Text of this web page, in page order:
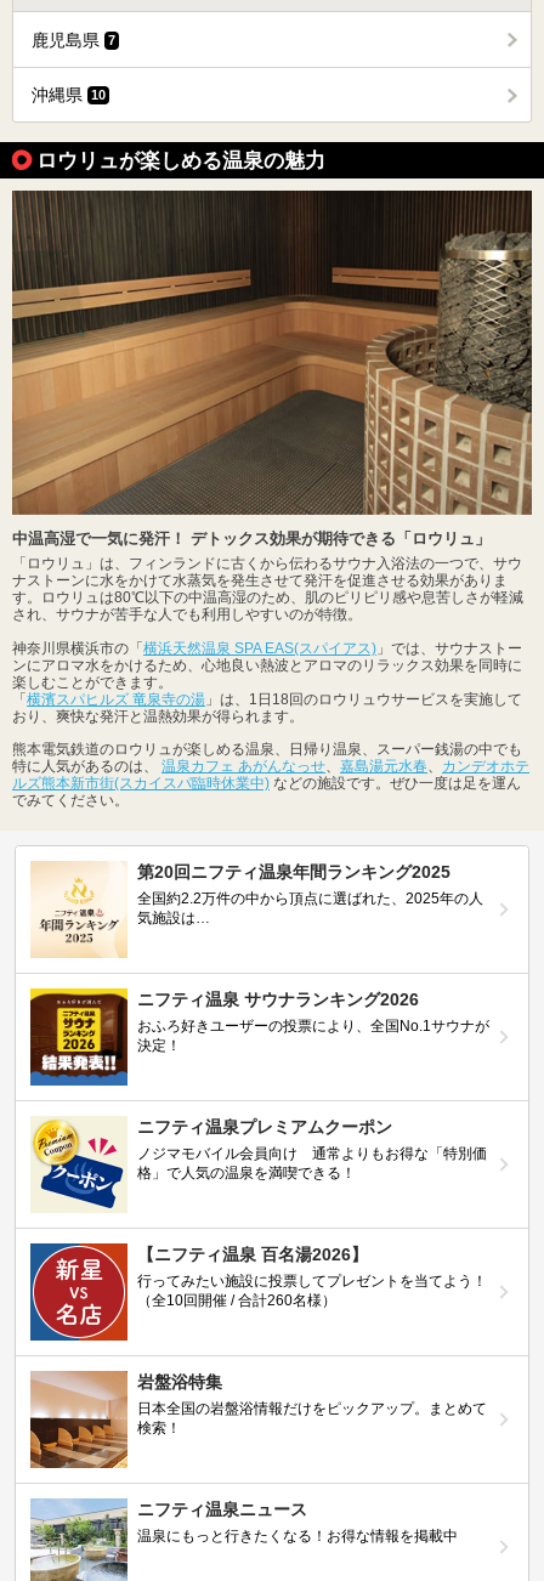
鹿児島県 7
沖縄県 10
ロウリュが楽しめる温泉の魅力
中温高湿で一気に発汗！ デトックス効果が期待できる「ロウリュ」
「ロウリュ」は、フィンランドに古くから伝わるサウナ入浴法の一つで、サウ
ナストーンに水をかけて水蒸気を発生させて発汗を促進させる効果がありま
す。ロウリュは80℃以下の中温高湿のため、肌のピリピリ感や息苦しさが軽減
され、サウナが苦手な人でも利用しやすいのが特徴。
神奈川県横浜市の「 横浜天然温泉 SPA EAS(スパイアス) 」では、サウナストー
ンにアロマ水をかけるため、心地良い熱波とアロマのリラックス効果を同時に
楽しむことができます。
「 横濱スパヒルズ 竜泉寺の湯 」は、1日18回のロウリュウサービスを実施して
おり、爽快な発汗と温熱効果が得られます。
熊本電気鉄道のロウリュが楽しめる温泉、日帰り温泉、スーパー銭湯の中でも
特に人気があるのは、 温泉カフェ あがんなっせ、 嘉島湯元水春、 カンデオホテ
ルズ熊本新市街(スカイスパ臨時休業中) などの施設です。ぜひ一度は足を運ん
でみてください。
第20回ニフティ温泉年間ランキング2025
全国約2.2万件の中から頂点に選ばれた、2025年の人
気施設は…
ニフティ温泉 サウナランキング2026
おふろ好きユーザーの投票により、全国No.1サウナが
決定！
ニフティ温泉プレミアムクーポン
ノジマモバイル会員向け 通常よりもお得な「特別価
格」で人気の温泉を満喫できる！
【ニフティ温泉 百名湯2026】
行ってみたい施設に投票してプレゼントを当てよう！
（全10回開催 / 合計260名様）
岩盤浴特集
日本全国の岩盤浴情報だけをピックアップ。まとめて
検索！
ニフティ温泉ニュース
温泉にもっと行きたくなる！お得な情報を掲載中